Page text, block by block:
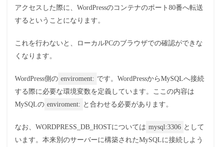
アクセスした際に、WordPressのコンテナのポート80番へ転送
するということになります。
これを行わないと、ローカルPCのブラウザでの確認ができな
くなります。
WordPress側の enviroment: です。WordPressからMySQLへ接続
する際に必要な環境変数を定義しています。ここの内容は
MySQLの enviroment: と合わせる必要があります。
なお、WORDPRESS_DB_HOSTについては mysql:3306 として
います。本来別のサーバーに構築されたMySQLに接続しよう